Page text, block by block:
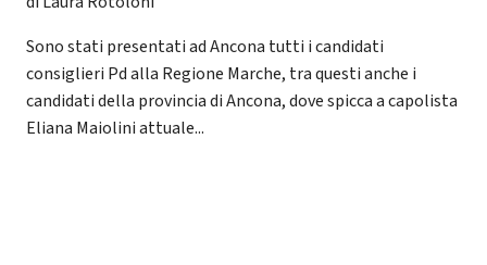
Sono stati presentati ad Ancona tutti i candidati
consiglieri Pd alla Regione Marche, tra questi anche i
candidati della provincia di Ancona, dove spicca a capolista
Eliana Maiolini attuale...